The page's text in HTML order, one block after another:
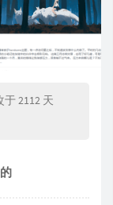
2112 天